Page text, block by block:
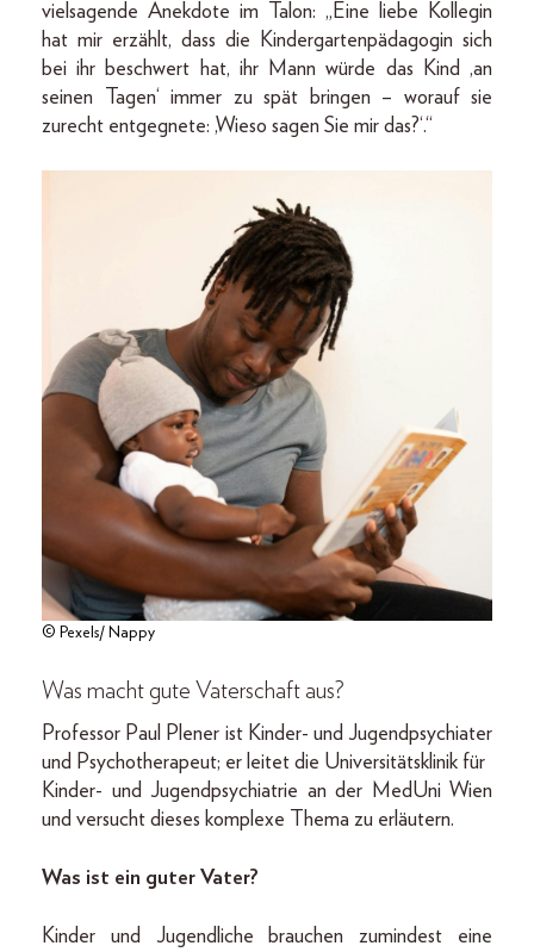
vielsagende Anekdote im Talon: „Eine liebe Kollegin
hat mir erzählt, dass die Kindergartenpädagogin sich
bei ihr beschwert hat, ihr Mann würde das Kind ,an
seinen Tagen‘ immer zu spät bringen – worauf sie
zurecht entgegnete: ,Wieso sagen Sie mir das?‘.“
© Pexels/ Nappy
Was macht gute Vaterschaft aus?
Professor Paul Plener ist Kinder- und Jugendpsychiater
und Psychotherapeut; er leitet die Universitätsklinik für
Kinder- und Jugendpsychiatrie an der MedUni Wien
und versucht dieses komplexe Thema zu erläutern.
Was ist ein guter Vater?
Kinder und Jugendliche brauchen zumindest eine